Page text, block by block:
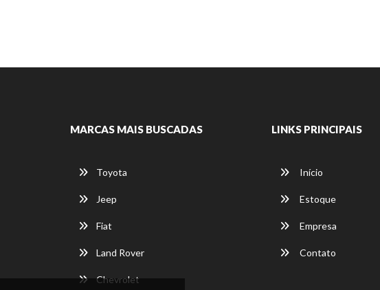
MARCAS MAIS BUSCADAS
Toyota
Jeep
Fiat
Land Rover
Chevrolet
LINKS PRINCIPAIS
Início
Estoque
Empresa
Contato